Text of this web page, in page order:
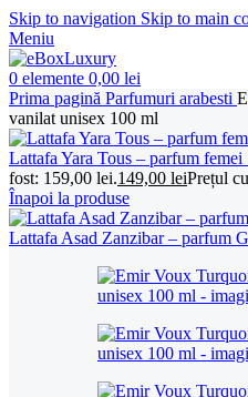
Skip to navigation Skip to main
Meniu
0 elemente 0,00 lei
Prima pagină Parfumuri arabesti
vanilat unisex 100 ml
Lattafa Yara Tous – parfum femei
fost: 159,00 lei.149,00 leiPrețul
Înapoi la produse
Lattafa Asad Zanzibar – parfum